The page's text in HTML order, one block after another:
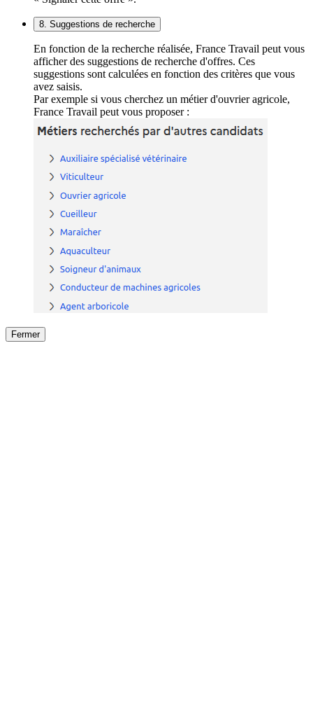
8. Suggestions de recherche
En fonction de la recherche réalisée, France Travail peut vous
afficher des suggestions de recherche d'offres. Ces
suggestions sont calculées en fonction des critères que vous
avez saisis.
Par exemple si vous cherchez un métier d'ouvrier agricole,
France Travail peut vous proposer :
Fermer